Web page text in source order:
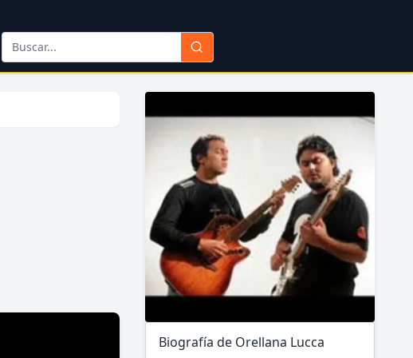
Biografía de Orellana Lucca